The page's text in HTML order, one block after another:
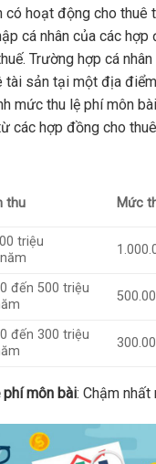
có hoạt động cho thuê
cá nhân của các
Trường hợp cá
tài sản tại một địa
mức thu lệ phí môn
các hợp đồng cho
thu Mức
triệu
đến 500 triệu
đến 300 triệu
môn bài: Chậm